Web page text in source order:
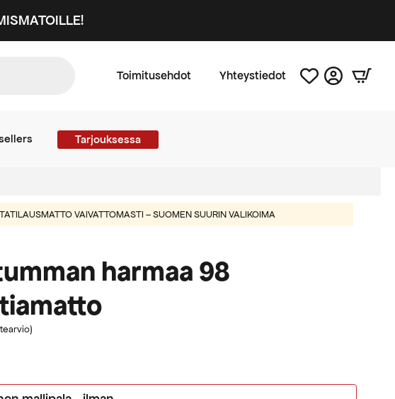
Toimitusehdot Yhteystiedot
Tarjouksessa
VAIVATTOMASTI – SUOMEN SUURIN VALIKOIMA
harmaa 98